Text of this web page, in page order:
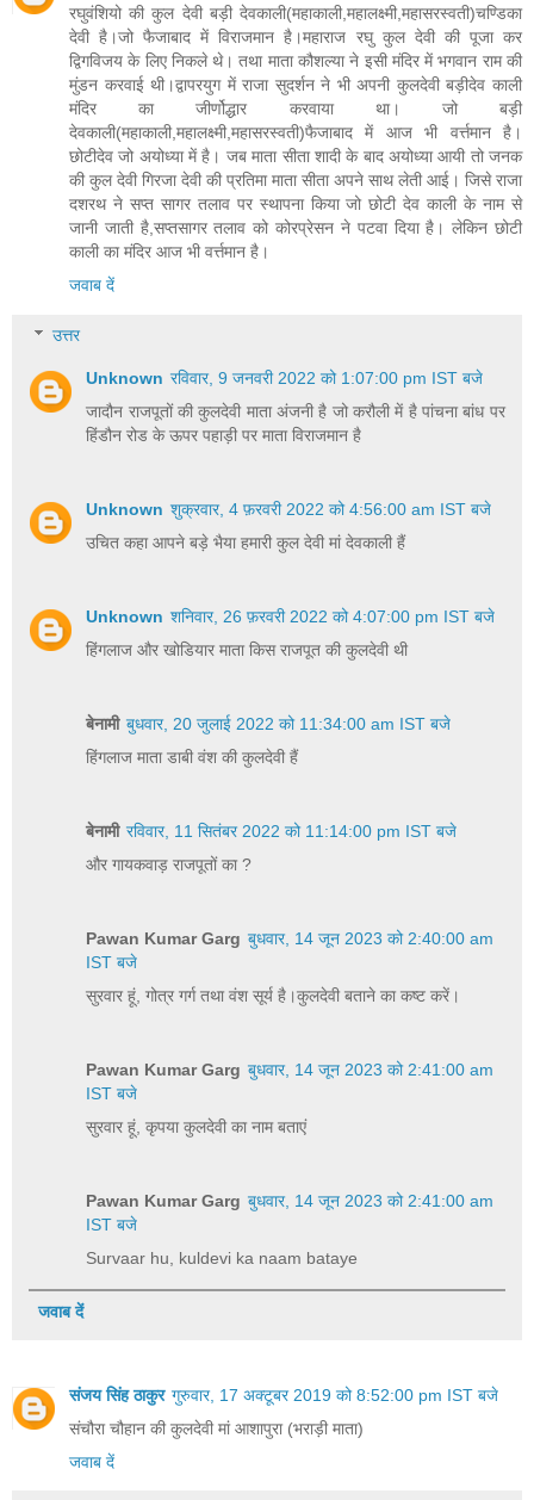
रघुवंशियो की कुल देवी बड़ी देवकाली(महाकाली,महालक्ष्मी,महासरस्वती)चण्डिका
देवी है।जो फैजाबाद में विराजमान है।महाराज रघु कुल देवी की पूजा कर
द्विगविजय के लिए निकले थे। तथा माता कौशल्या ने इसी मंदिर में भगवान राम की
मुंडन करवाई थी।द्वापरयुग में राजा सुदर्शन ने भी अपनी कुलदेवी बड़ीदेव काली
मंदिर का जीर्णोद्धार करवाया था। जो बड़ी
देवकाली(महाकाली,महालक्ष्मी,महासरस्वती)फैजाबाद में आज भी वर्त्तमान है।
छोटीदेव जो अयोध्या में है। जब माता सीता शादी के बाद अयोध्या आयी तो जनक
की कुल देवी गिरजा देवी की प्रतिमा माता सीता अपने साथ लेती आई। जिसे राजा
दशरथ ने सप्त सागर तलाव पर स्थापना किया जो छोटी देव काली के नाम से
जानी जाती है,सप्तसागर तलाव को कोरप्रेसन ने पटवा दिया है। लेकिन छोटी
काली का मंदिर आज भी वर्त्तमान है।
जवाब दें
उत्तर
Unknown रविवार, 9 जनवरी 2022 को 1:07:00 pm IST बजे
जादौन राजपूतों की कुलदेवी माता अंजनी है जो करौली में है पांचना बांध पर
हिंडौन रोड के ऊपर पहाड़ी पर माता विराजमान है
Unknown शुक्रवार, 4 फ़रवरी 2022 को 4:56:00 am IST बजे
उचित कहा आपने बड़े भैया हमारी कुल देवी मां देवकाली हैं
Unknown शनिवार, 26 फ़रवरी 2022 को 4:07:00 pm IST बजे
हिंगलाज और खोडियार माता किस राजपूत की कुलदेवी थी
बेनामी बुधवार, 20 जुलाई 2022 को 11:34:00 am IST बजे
हिंगलाज माता डाबी वंश की कुलदेवी हैं
बेनामी रविवार, 11 सितंबर 2022 को 11:14:00 pm IST बजे
और गायकवाड़ राजपूतों का ?
Pawan Kumar Garg बुधवार, 14 जून 2023 को 2:40:00 am
IST बजे
सुरवार हूं, गोत्र गर्ग तथा वंश सूर्य है।कुलदेवी बताने का कष्ट करें।
Pawan Kumar Garg बुधवार, 14 जून 2023 को 2:41:00 am
IST बजे
सुरवार हूं, कृपया कुलदेवी का नाम बताएं
Pawan Kumar Garg बुधवार, 14 जून 2023 को 2:41:00 am
IST बजे
Survaar hu, kuldevi ka naam bataye
जवाब दें
संजय सिंह ठाकुर गुरुवार, 17 अक्टूबर 2019 को 8:52:00 pm IST बजे
संचौरा चौहान की कुलदेवी मां आशापुरा (भराड़ी माता)
जवाब दें